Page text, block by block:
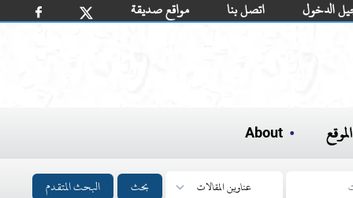
مواقع صديقة اتصل بنا الدخول
About
بحث البحث المتقدم